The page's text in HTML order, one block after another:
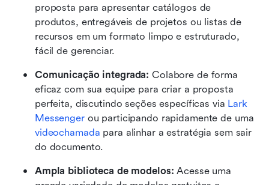
proposta para apresentar catálogos de
produtos, entregáveis de projetos ou listas de
recursos em um formato limpo e estruturado,
fácil de gerenciar.
Comunicação integrada: Colabore de forma
eficaz com sua equipe para criar a proposta
perfeita, discutindo seções específicas via Lark
Messenger
videochamada para alinhar a estratégia sem sair
do documento.
Ampla biblioteca de modelos: Acesse uma